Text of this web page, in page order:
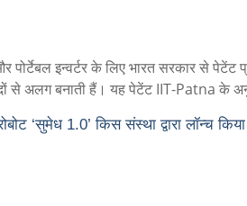
इन्वर्टर के लिए भारत सरकार से पेटेंट
से अलग बनाती हैं। यह पेटेंट IIT-Patna के
‘सुमेध 1.0’ किस संस्था द्वारा लॉन्च